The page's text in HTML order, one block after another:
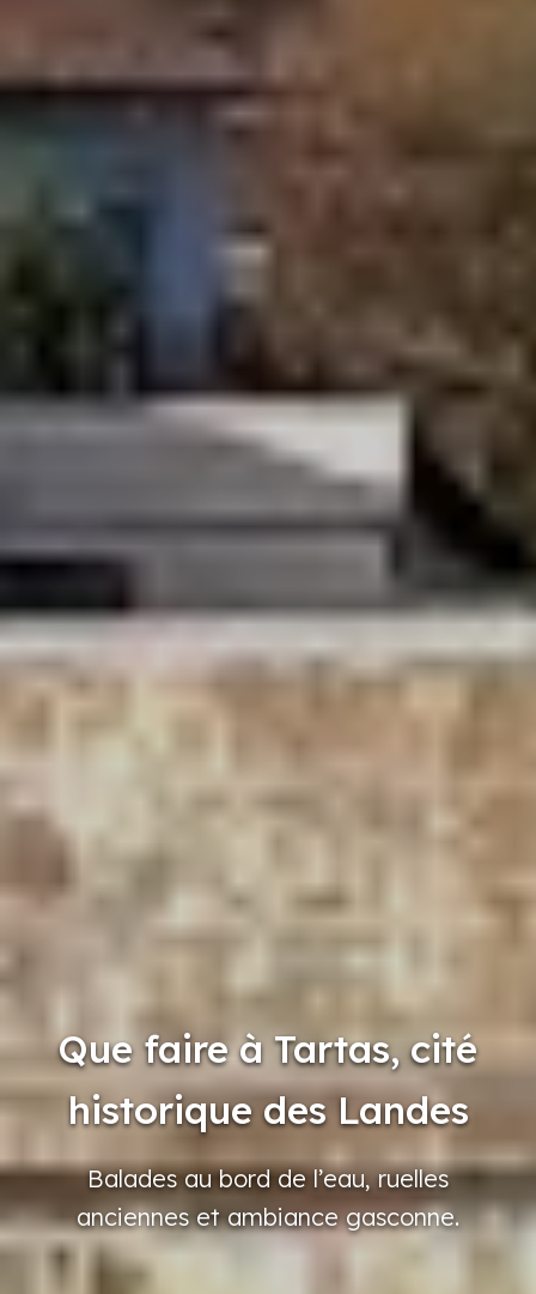
Que faire à Tartas, cité
historique des Landes
Balades au bord de l’eau, ruelles
anciennes et ambiance gasconne.